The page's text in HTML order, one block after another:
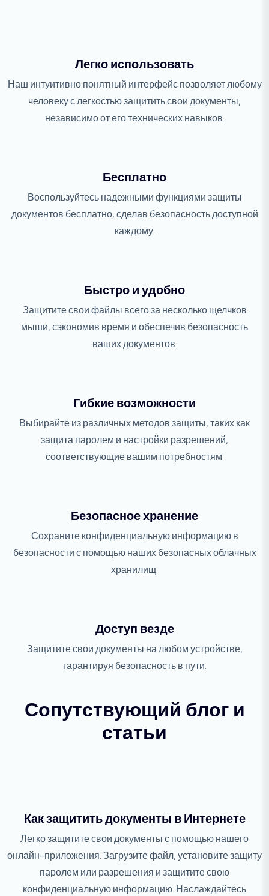
Легко использовать
Наш интуитивно понятный интерфейс позволяет любому
человеку с легкостью защитить свои документы,
независимо от его технических навыков.
Бесплатно
Воспользуйтесь надежными функциями защиты
документов бесплатно, сделав безопасность доступной
каждому.
Быстро и удобно
Защитите свои файлы всего за несколько щелчков
мыши, сэкономив время и обеспечив безопасность
ваших документов.
Гибкие возможности
Выбирайте из различных методов защиты, таких как
защита паролем и настройки разрешений,
соответствующие вашим потребностям.
Безопасное хранение
Сохраните конфиденциальную информацию в
безопасности с помощью наших безопасных облачных
хранилищ.
Доступ везде
Защитите свои документы на любом устройстве,
гарантируя безопасность в пути.
Сопутствующий блог и
статьи
Как защитить документы в Интернете
Легко защитите свои документы с помощью нашего
онлайн-приложения. Загрузите файл, установите защиту
паролем или разрешения и защитите свою
конфиденциальную информацию. Наслаждайтесь